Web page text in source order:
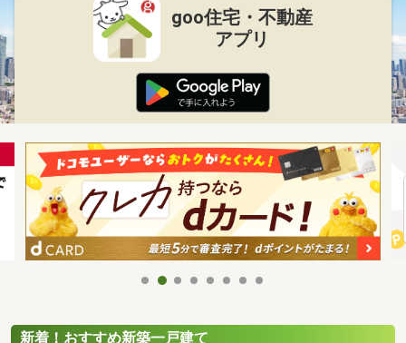
goo住宅・不動産
アプリ
新着！おすすめ新築一戸建て